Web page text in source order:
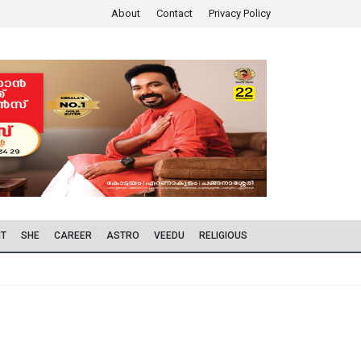
About Contact Privacy Policy
SHE CAREER ASTRO VEEDU RELIGIOUS